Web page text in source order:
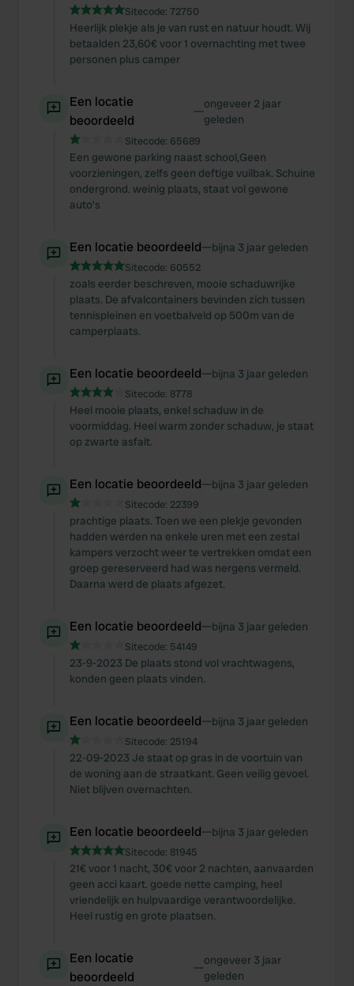
Sitecode: 72750
Heerlijk plekje als je van rust en natuur houdt. Wij
betaalden 23,60€ voor 1 overnachting met twee
personen plus camper
Een locatie
beoordeeld
—ongeveer 2 jaar
geleden
Sitecode: 65689
Een gewone parking naast school,Geen
voorzieningen, zelfs geen deftige vuilbak. Schuine
ondergrond. weinig plaats, staat vol gewone
auto’s
Een locatie beoordeeld—bijna 3 jaar geleden
Sitecode: 60552
zoals eerder beschreven, mooie schaduwrijke
plaats. De afvalcontainers bevinden zich tussen
tennispleinen en voetbalveld op 500m van de
camperplaats.
Een locatie beoordeeld—bijna 3 jaar geleden
Sitecode: 8778
Heel mooie plaats, enkel schaduw in de
voormiddag. Heel warm zonder schaduw, je staat
op zwarte asfalt.
Een locatie beoordeeld—bijna 3 jaar geleden
Sitecode: 22399
prachtige plaats. Toen we een plekje gevonden
hadden werden na enkele uren met een zestal
kampers verzocht weer te vertrekken omdat een
groep gereserveerd had was nergens vermeld.
Daarna werd de plaats afgezet.
Een locatie beoordeeld—bijna 3 jaar geleden
Sitecode: 54149
23-9-2023 De plaats stond vol vrachtwagens,
konden geen plaats vinden.
Een locatie beoordeeld—bijna 3 jaar geleden
Sitecode: 25194
22-09-2023 Je staat op gras in de voortuin van
de woning aan de straatkant. Geen veilig gevoel.
Niet blijven overnachten.
Een locatie beoordeeld—bijna 3 jaar geleden
Sitecode: 81945
21€ voor 1 nacht, 30€ voor 2 nachten, aanvaarden
geen acci kaart. goede nette camping, heel
vriendelijk en hulpvaardige verantwoordelijke.
Heel rustig en grote plaatsen.
Een locatie
beoordeeld
—ongeveer 3 jaar
geleden